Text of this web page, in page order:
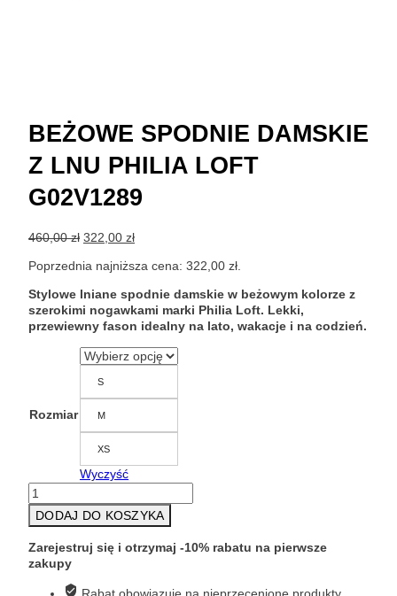
BEŻOWE SPODNIE DAMSKIE
Z LNU PHILIA LOFT
G02V1289
460,00zł Pierwotna
wynosiła:
322,00 złAktualna
wynosi:
Poprzednia najniższa cena: 322,00 zł
Stylowe lniane spodnie damskie w beżowym kolorze z
szerokimi nogawkami marki Philia Loft. Lekki,
przewiewny fason idealny na lato, wakacje i na codzień.
Rozmiar
S
M
XS
Wyczyść
ilość
Beżowe
spodnie
z
lnu
DODAJ DO KOSZYKA
Zarejestruj się i otrzymaj -10% rabatu na pierwsze
zakupy